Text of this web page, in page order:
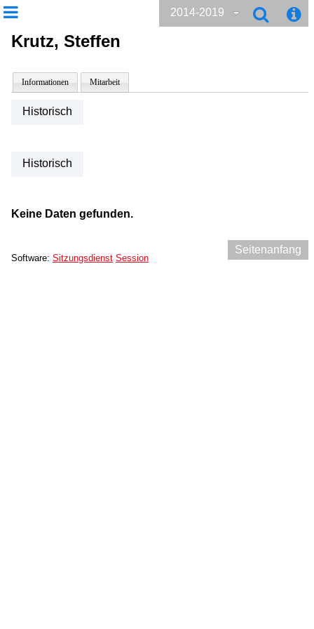
2014-2019
Krutz, Steffen
Informationen Mitarbeit
Historisch
Historisch
Keine Daten gefunden.
Seitenanfang
Software: Sitzungsdienst Session